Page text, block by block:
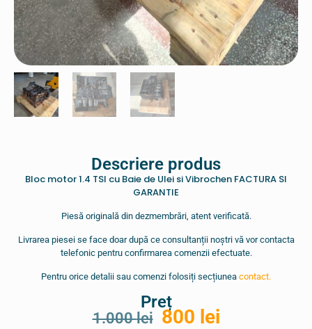
Descriere produs
Bloc motor 1.4 TSI cu Baie de Ulei si Vibrochen FACTURA SI
GARANTIE
Piesă originală din dezmembrări, atent verificată.
Livrarea piesei se face doar după ce consultanții noștri vă vor contacta
telefonic pentru confirmarea comenzii efectuate.
Pentru orice detalii sau comenzi folosiți secțiunea contact.
Preț
1.000lei 800 lei